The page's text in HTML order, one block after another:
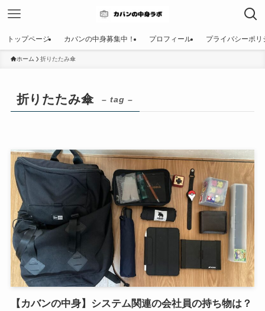
トップページ カバンの中身募集中！ プロフィール プライバシーポリ
ホーム 折りたたみ傘
折りたたみ傘 – tag –
【カバンの中身】システム関連の会社員の持ち物は？